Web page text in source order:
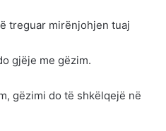
treguar mirënjohjen tuaj
gjëje me gëzim.
gëzimi do të shkëlqejë në